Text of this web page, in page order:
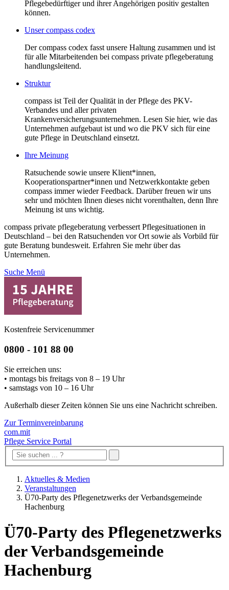
Pflegebedürftiger und ihrer Angehörigen positiv gestalten
können.
Unser compass codex
Der compass codex fasst unsere Haltung zusammen und ist
für alle Mitarbeitenden bei compass private pflegeberatung
handlungsleitend.
Struktur
compass ist Teil der Qualität in der Pflege des PKV-
Verbandes und aller privaten
Krankenversicherungsunternehmen. Lesen Sie hier, wie das
Unternehmen aufgebaut ist und wo die PKV sich für eine
gute Pflege in Deutschland einsetzt.
Ihre Meinung
Ratsuchende sowie unsere Klient*innen,
Kooperationspartner*innen und Netzwerkkontakte geben
compass immer wieder Feedback. Darüber freuen wir uns
sehr und möchten Ihnen dieses nicht vorenthalten, denn Ihre
Meinung ist uns wichtig.
compass private pflegeberatung verbessert Pflegesituationen in
Deutschland – bei den Ratsuchenden vor Ort sowie als Vorbild für
gute Beratung bundesweit. Erfahren Sie mehr über das
Unternehmen.
Suche Menü
Kostenfreie Servicenummer
0800 - 101 88 00
Sie erreichen uns:
• montags bis freitags von 8 – 19 Uhr
• samstags von 10 – 16 Uhr
Außerhalb dieser Zeiten können Sie uns eine Nachricht schreiben.
Zur Terminvereinbarung
com.mit
Pflege Service Portal
Aktuelles & Medien
Veranstaltungen
Ü70-Party des Pflegenetzwerks der Verbandsgemeinde
Hachenburg
Ü70-Party des Pflegenetzwerks
der Verbandsgemeinde
Hachenburg